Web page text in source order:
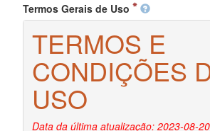
Termos Gerais de Uso
TERMOS E
CONDIÇÕES
USO
Data da última atualização: 2023-08-20